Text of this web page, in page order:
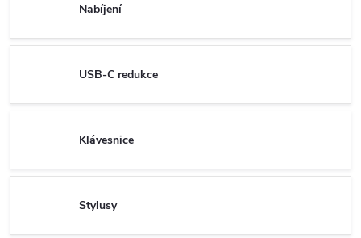
Nabíjení
USB-C redukce
Klávesnice
Stylusy